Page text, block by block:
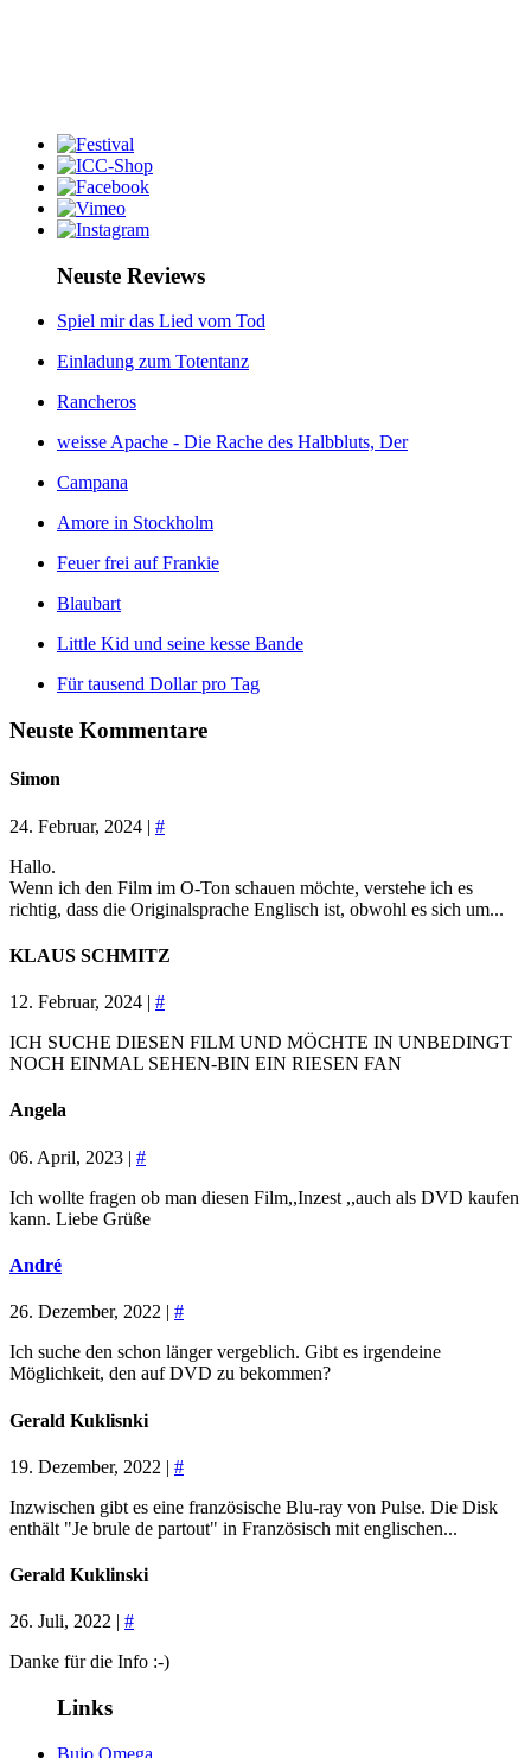
Neuste Reviews
Spiel mir das Lied vom Tod
Einladung zum Totentanz
Rancheros
weisse Apache - Die Rache des Halbbluts, Der
Campana
Amore in Stockholm
Feuer frei auf Frankie
Blaubart
Little Kid und seine kesse Bande
Für tausend Dollar pro Tag
Neuste Kommentare
Simon
24. Februar, 2024 | #
Hallo.
Wenn ich den Film im O-Ton schauen möchte, verstehe ich es
richtig, dass die Originalsprache Englisch ist, obwohl es sich um...
KLAUS SCHMITZ
12. Februar, 2024 | #
ICH SUCHE DIESEN FILM UND MÖCHTE IN UNBEDINGT
NOCH EINMAL SEHEN-BIN EIN RIESEN FAN
Angela
06. April, 2023 | #
Ich wollte fragen ob man diesen Film,,Inzest ,,auch als DVD kaufen
kann. Liebe Grüße
André
26. Dezember, 2022 | #
Ich suche den schon länger vergeblich. Gibt es irgendeine
Möglichkeit, den auf DVD zu bekommen?
Gerald Kuklisnki
19. Dezember, 2022 | #
Inzwischen gibt es eine französische Blu-ray von Pulse. Die Disk
enthält "Je brule de partout" in Französisch mit englischen...
Gerald Kuklinski
26. Juli, 2022 | #
Danke für die Info :-)
Links
Buio Omega